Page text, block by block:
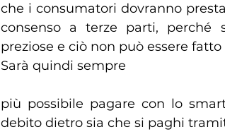
che i consumatori dovranno
consenso a terze parti, perché
preziose e ciò non può essere
Sarà quindi sempre
più possibile pagare con lo
debito dietro sia che si paghi